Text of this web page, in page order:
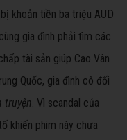
khoản tiền ba triệu AUD
gia đình phải tìm các
tài sản giúp Cao Vân
Quốc, gia đình cô đối
truyện. Vì scandal của
khiến phim này chưa